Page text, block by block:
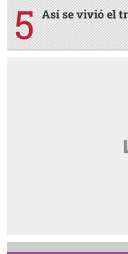
Así se vivió el